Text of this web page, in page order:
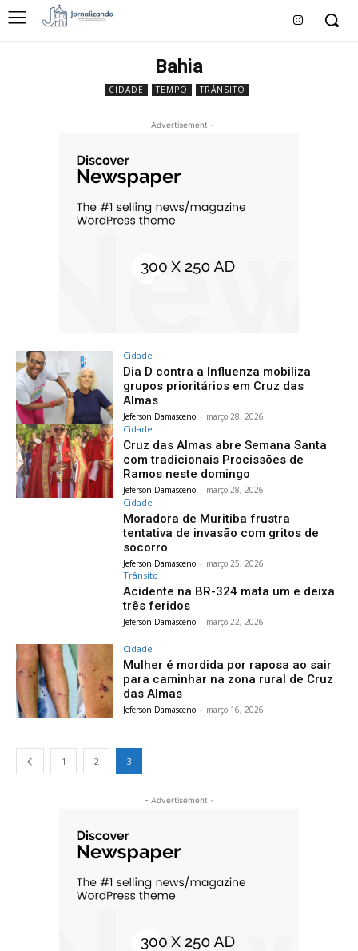
Bahia
CIDADE TEMPO TRÂNSITO
- Advertisement -
Cidade
Dia D contra a Influenza mobiliza
grupos prioritários em Cruz das
Almas
Jeferson Damasceno - março 28, 2026
Cidade
Cruz das Almas abre Semana Santa
com tradicionais Procissões de
Ramos neste domingo
Jeferson Damasceno - março 28, 2026
Cidade
Moradora de Muritiba frustra
tentativa de invasão com gritos de
socorro
Jeferson Damasceno - março 25, 2026
Trânsito
Acidente na BR-324 mata um e deixa
três feridos
Jeferson Damasceno - março 22, 2026
Cidade
Mulher é mordida por raposa ao sair
para caminhar na zona rural de Cruz
das Almas
Jeferson Damasceno - março 16, 2026
1 2 3
- Advertisement -